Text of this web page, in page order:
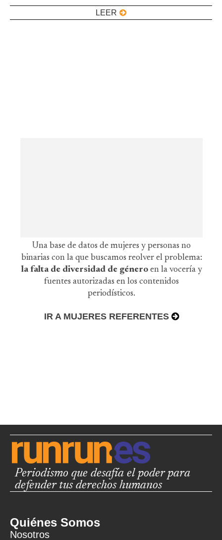
LEER
Una base de datos de mujeres y personas no
binarias con la que buscamos reolver el problema:
la falta de diversidad de género en la vocería y
fuentes autorizadas en los contenidos
periodísticos.
IR A MUJERES REFERENTES
Periodismo que desafía el poder para
defender tus derechos humanos
Quiénes Somos
Nosotros